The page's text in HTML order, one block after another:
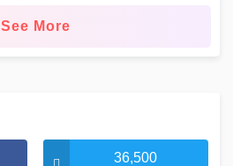
See More
36,500